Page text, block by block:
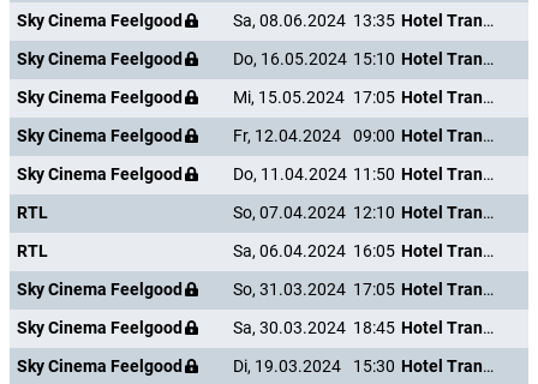
Sky Cinema Feelgood
Sa, 08.06.2024 13:35
Hotel Transsilvanien 2
Sky Cinema Feelgood
Do, 16.05.2024 15:10
Hotel Transsilvanien 2
Sky Cinema Feelgood
Mi, 15.05.2024 17:05
Hotel Transsilvanien 2
Sky Cinema Feelgood
Fr, 12.04.2024 09:00
Hotel Transsilvanien 2
Sky Cinema Feelgood
Do, 11.04.2024 11:50
Hotel Transsilvanien 2
RTL
So, 07.04.2024 12:10
Hotel Transsilvanien 2
RTL
Sa, 06.04.2024 16:05
Hotel Transsilvanien 2
Sky Cinema Feelgood
So, 31.03.2024 17:05
Hotel Transsilvanien 2
Sky Cinema Feelgood
Sa, 30.03.2024 18:45
Hotel Transsilvanien 2
Sky Cinema Feelgood
Di, 19.03.2024 15:30
Hotel Transsilvanien 2